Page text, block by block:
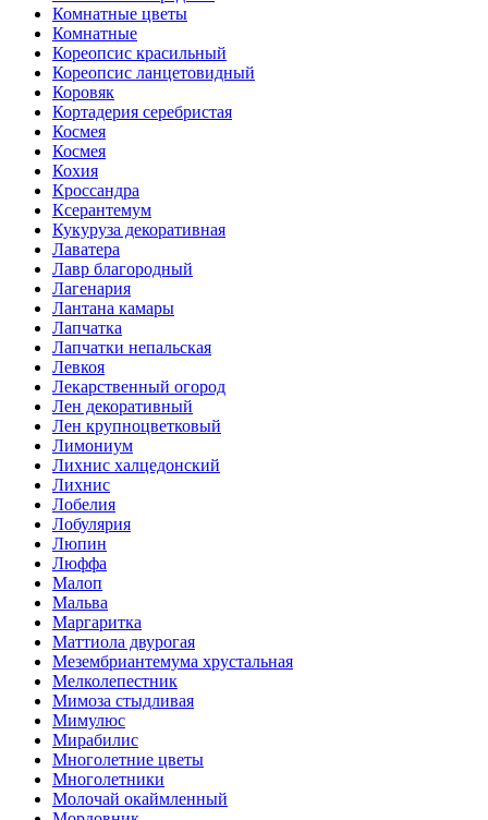
Комнатные цветы
Комнатные
Кореопсис красильный
Кореопсис ланцетовидный
Коровяк
Кортадерия серебристая
Космея
Космея
Кохия
Кроссандра
Ксерантемум
Кукуруза декоративная
Лаватера
Лавр благородный
Лагенария
Лантана камары
Лапчатка
Лапчатки непальская
Левкоя
Лекарственный огород
Лен декоративный
Лен крупноцветковый
Лимониум
Лихнис халцедонский
Лихнис
Лобелия
Лобулярия
Люпин
Люффа
Малоп
Мальва
Маргаритка
Маттиола двурогая
Мезембриантемума хрустальная
Мелколепестник
Мимоза стыдливая
Мимулюс
Мирабилис
Многолетние цветы
Многолетники
Молочай окаймленный